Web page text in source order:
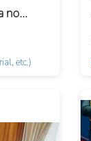
no
etc.)